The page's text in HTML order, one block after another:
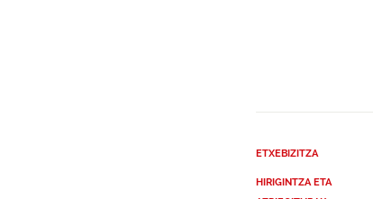
ETXEBIZITZA
HIRIGINTZA ETA